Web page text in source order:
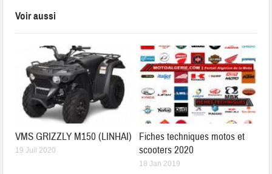
Voir aussi
VMS GRIZZLY M150 (LINHAI)
19 Juil 2020
Fiches techniques motos et
scooters 2020
18 Jan 2019